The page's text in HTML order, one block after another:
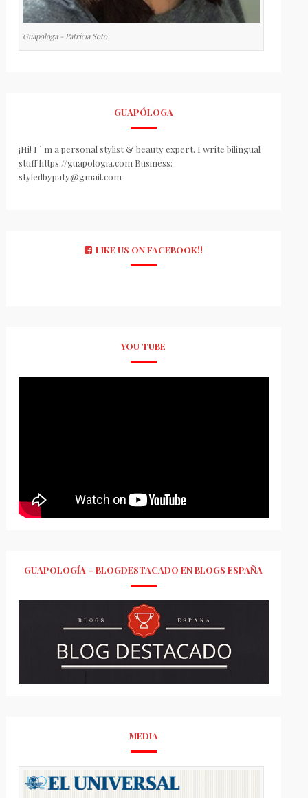
Guapologa - Patricia Soto
GUAPÓLOGA
¡Hi! I ´ m a personal stylist & beauty expert. I write bilingual
stuff https://guapologia.com Business:
styledbypaty@gmail.com
LIKE US ON FACEBOOK!!
YOU TUBE
GUAPOLOGÍA – BLOGDESTACADO EN BLOGS ESPAÑA
MEDIA